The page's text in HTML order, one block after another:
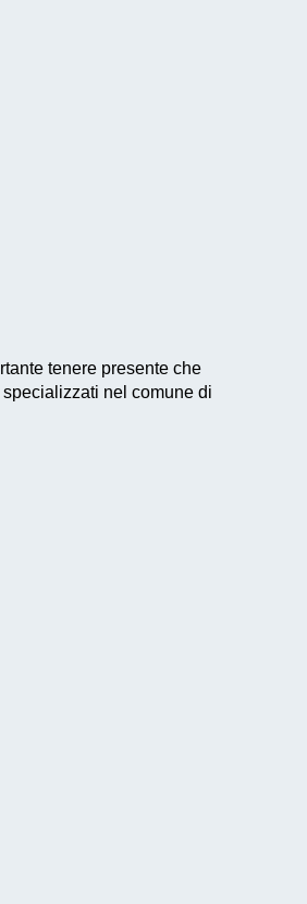
tenere presente che
nel comune di